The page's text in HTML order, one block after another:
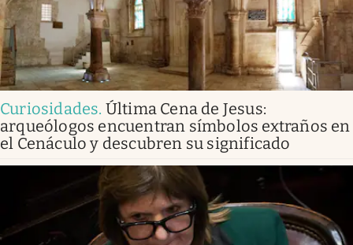
Curiosidades. Última Cena de Jesus:
arqueólogos encuentran símbolos extraños en
el Cenáculo y descubren su significado